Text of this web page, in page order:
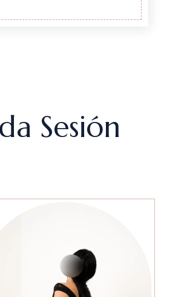
Sesión